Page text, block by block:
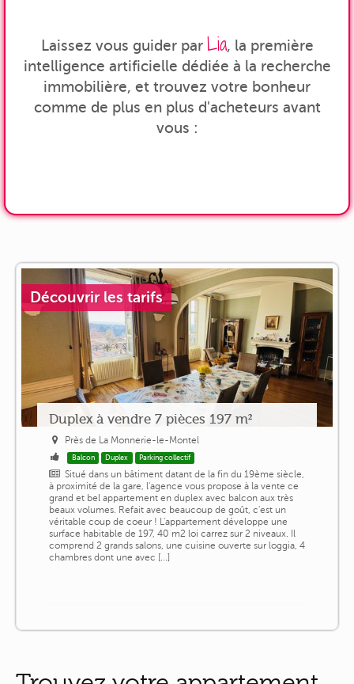
Laissez vous guider par Lia, la première
intelligence artificielle dédiée à la recherche
immobilière, et trouvez votre bonheur
comme de plus en plus d'acheteurs avant
vous :
Découvrir les tarifs
Duplex à vendre 7 pièces 197 m²
Près de La Monnerie-le-Montel
Balcon Duplex Parking collectif
Situé dans un bâtiment datant de la fin du 19ème siècle,
à proximité de la gare, l'agence vous propose à la vente ce
grand et bel appartement en duplex avec balcon aux très
beaux volumes. Refait avec beaucoup de goût, c'est un
véritable coup de coeur ! L'appartement développe une
surface habitable de 197, 40 m2 loi carrez sur 2 niveaux. Il
comprend 2 grands salons, une cuisine ouverte sur loggia, 4
chambres dont une avec [...]